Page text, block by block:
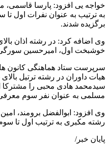
خواجه یی افزود: پارسا قاسمی،
برگزیده شدند.
خوشبخت اول، امیرحسین
سرپرست ستاد هماهنگی کانون
سیدمحمد هادی محبی را
مسلمی به عنوان نفر سوم
وی افزود: ابوالفضل برومند،
رشته مکبری به ترتیب اول تا
پایان خبر/